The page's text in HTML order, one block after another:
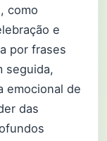
como
e
por frases
seguida,
emocional de
das